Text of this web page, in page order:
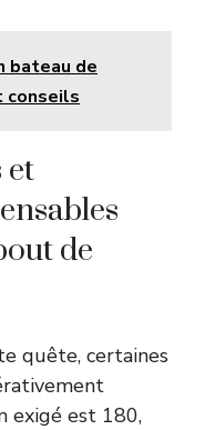
bateau de
conseils
et
de
quête, certaines
exigé est 180,